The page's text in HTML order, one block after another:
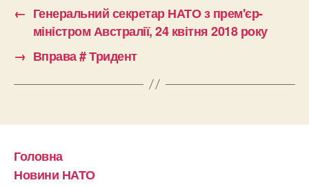
← Генеральний секретар НАТО з прем'єр-
міністром Австралії, 24 квітня 2018 року
→ Вправа # Тридент
Головна
Новини НАТО